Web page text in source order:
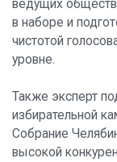
ведущих
в наборе и
чистотой
уровне.
Также эксперт
избирательной
Собрание
высокой